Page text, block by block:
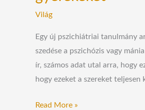
Világ
Egy új pszichiátriai tanulmány
szedése a pszichózis vagy
ír, számos adat utal arra, hogy
hogy ezeket a szereket teljesen
Read More »